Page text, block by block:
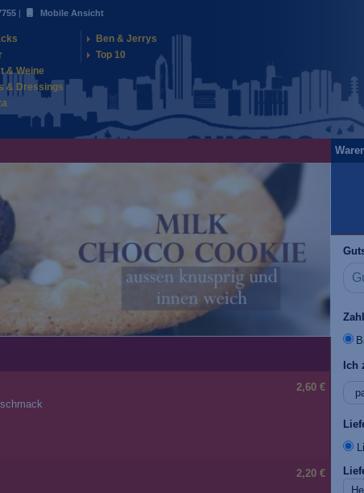
| Mobile Ansicht
& Weine
& Dressings
Ben & Jerrys
Top 10
2,60 €
2,20 €
Ich